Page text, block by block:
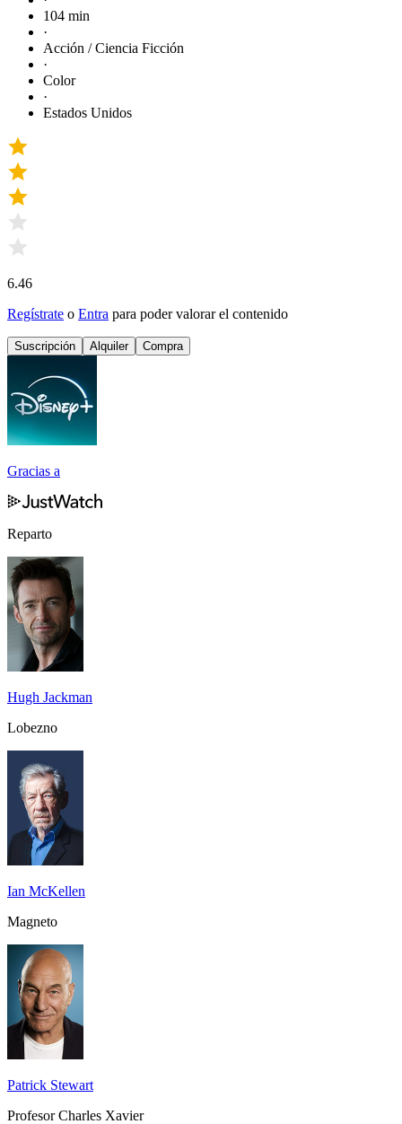
104 min
·
Acción / Ciencia Ficción
·
Color
·
Estados Unidos
6.46
Regístrate o Entra para poder valorar el contenido
Suscripción Alquiler Compra
Gracias a
Reparto
Hugh Jackman
Lobezno
Ian McKellen
Magneto
Patrick Stewart
Profesor Charles Xavier